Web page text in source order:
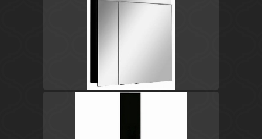
Victoria Nord Black Edition
Roca